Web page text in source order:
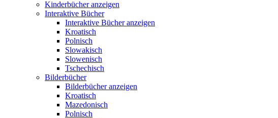
Kinderbücher anzeigen
Interaktive Bücher
Interaktive Bücher anzeigen
Kroatisch
Polnisch
Slowakisch
Slowenisch
Tschechisch
Bilderbücher
Bilderbücher anzeigen
Kroatisch
Mazedonisch
Polnisch